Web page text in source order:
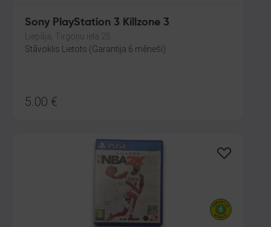
Sony PlayStation 3 Killzone 3
Liepāja, Tirgoņu iela 25
Stāvoklis Lietots (Garantija 6 mēneši)
5.00 €